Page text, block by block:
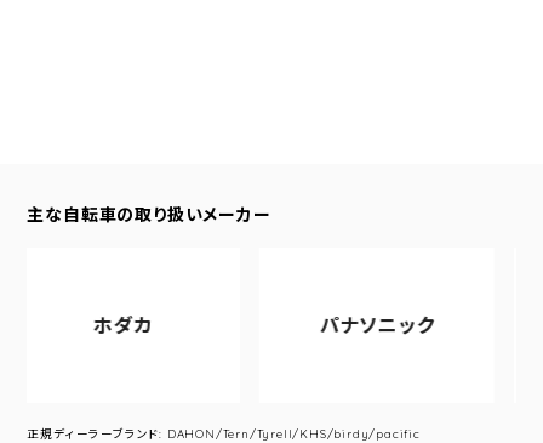
主な自転車の取り扱いメーカー
ホダカ パナソニック
正規ディーラーブランド: DAHON/Tern/Tyrell/KHS/birdy/pacific